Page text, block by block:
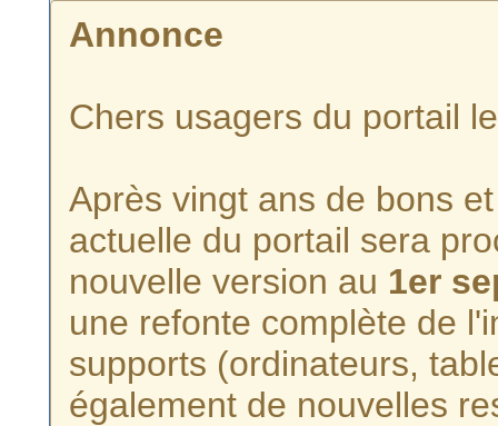
Annonce
Chers usagers du portail
Après vingt ans de bons
actuelle du portail sera
nouvelle version au 1er
une refonte complète de
supports (ordinateurs,
également de nouvelles